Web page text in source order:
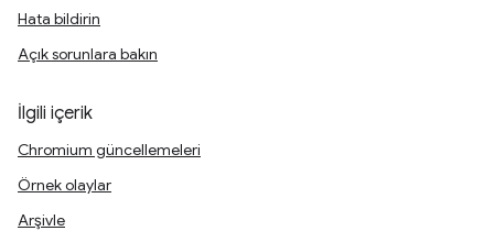
Hata bildirin
Açık sorunlara bakın
İlgili içerik
Chromium güncellemeleri
Örnek olaylar
Arşivle